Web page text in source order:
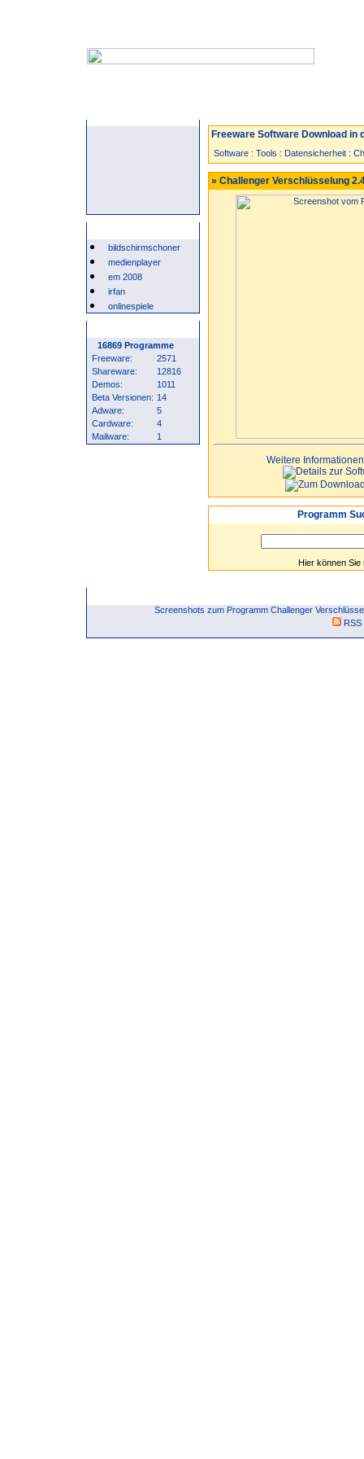
bildschirmschoner
medienplayer
em 2008
irfan
onlinespiele
16869 Programme
Freeware:
2571
Shareware:
12816
Demos:
1011
Beta Versionen: 14
Adware:
5
Cardware:
4
Mailware:
1
Freeware Software Download in
Software : Tools : Datensicherheit :
» Challenger Verschlüsselung
Weitere
Programm
Hier können
Screenshots zum Programm Challenger